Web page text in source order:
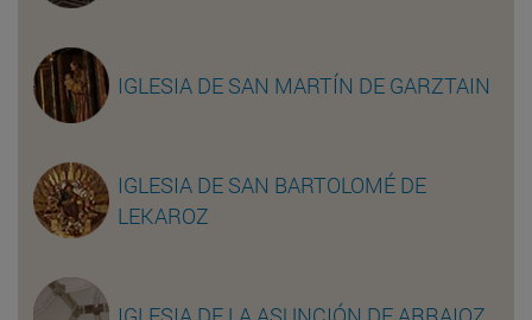
IGLESIA DE SAN MARTÍN DE GARZTAIN
IGLESIA DE SAN BARTOLOMÉ DE
LEKAROZ